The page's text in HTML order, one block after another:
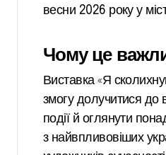
весни 2026 року у
Чому це
Виставка «Я
змогу долучитися до
події й оглянути
з найвпливовіших